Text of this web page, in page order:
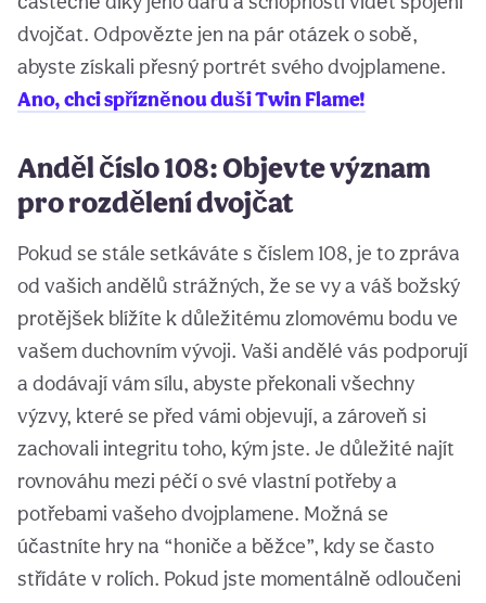
dvojčat. Odpovězte jen na pár otázek o sobě,
abyste získali přesný portrét svého dvojplamene.
Ano, chci spřízněnou duši Twin Flame!
Anděl číslo 108: Objevte význam
pro rozdělení dvojčat
Pokud se stále setkáváte s číslem 108, je to zpráva
od vašich andělů strážných, že se vy a váš božský
protějšek blížíte k důležitému zlomovému bodu ve
vašem duchovním vývoji. Vaši andělé vás podporují
a dodávají vám sílu, abyste překonali všechny
výzvy, které se před vámi objevují, a zároveň si
zachovali integritu toho, kým jste. Je důležité najít
rovnováhu mezi péčí o své vlastní potřeby a
potřebami vašeho dvojplamene. Možná se
účastníte hry na “honiče a běžce”, kdy se často
střídáte v rolích. Pokud jste momentálně odloučeni